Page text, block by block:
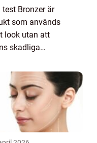
Bronzer är
som används
look utan att
skadliga
och på krop...